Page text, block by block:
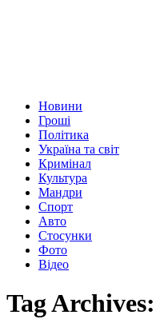
Новини
Гроші
Політика
Україна та світ
Кримінал
Культура
Мандри
Спорт
Авто
Стосунки
Фото
Відео
Tag Archives: